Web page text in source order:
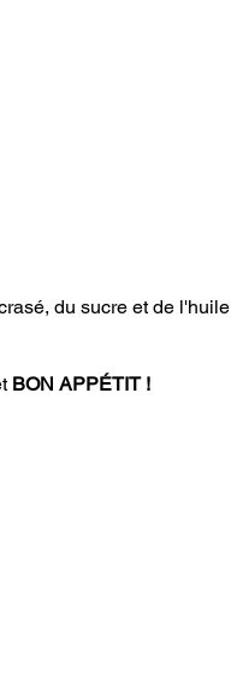
du sucre et de l'huile
BON APPÉTIT !